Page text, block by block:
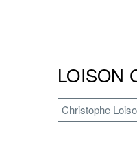
LOISON
Christophe